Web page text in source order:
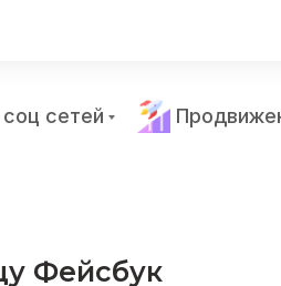
сетей
Фейсбук